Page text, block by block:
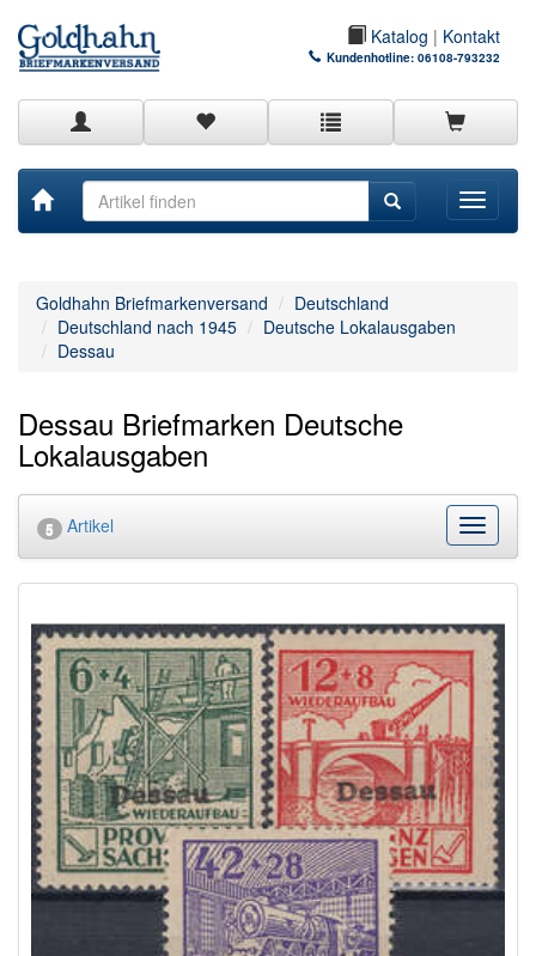
Katalog | Kontakt
Kundenhotline: 06108-793232
Toggle
Goldhahn Briefmarkenversand
Deutschland
Deutschland nach 1945
Deutsche Lokalausgaben
Dessau
Dessau Briefmarken Deutsche
Lokalausgaben
5 Artikel